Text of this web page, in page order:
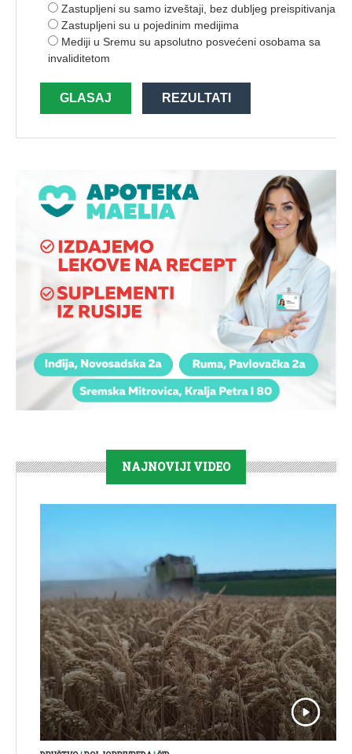
Zastupljeni su samo izveštaji, bez dubljeg preispitivanja
Zastupljeni su u pojedinim medijima
Mediji u Sremu su apsolutno posvećeni osobama sa
invaliditetom
GLASAJ REZULTATI
NAJNOVIJI VIDEO